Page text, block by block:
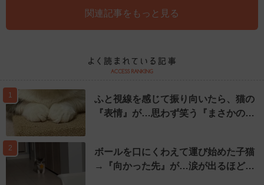
関連記事をもっと見る
1
ふと視線を感じて振り向いたら、猫の
『表情』が…思わず笑う『まさかの…
2
ボールを口にくわえて運び始めた子猫
→『向かった先』が…涙が出るほど…